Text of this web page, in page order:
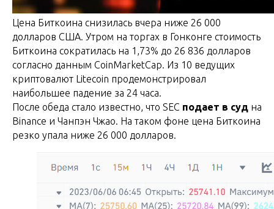
Цена Биткоина снизилась вчера ниже 26 000
долларов США. Утром на торгах в Гонконге стоимость
Биткоина сократилась на 1,73% до 26 836 долларов
согласно данным CoinMarketCap. Из 10 ведущих
криптовалют Litecoin продемонстрировал
наибольшее падение за 24 часа.
После обеда стало известно, что SEC подает в суд на
Binance и Чанпэн Чжао. На таком фоне цена Биткоина
резко упала ниже 26 000 долларов.